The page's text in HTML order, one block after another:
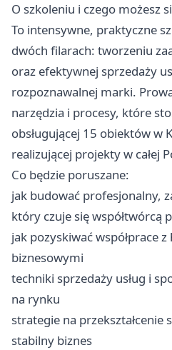
O szkoleniu i czego możesz
To intensywne, praktyczne
dwóch filarach: tworzeniu
oraz efektywnej sprzedaży
rozpoznawalnej marki.
narzędzia i procesy, które
obsługującej 15 obiektów w
realizującej projekty w całej
Co będzie poruszane:
jak budować profesjonalny,
który czuje się współtwórcą
jak pozyskiwać współprace
biznesowymi
techniki sprzedaży usług i
na rynku
strategie na przekształcenie
stabilny biznes